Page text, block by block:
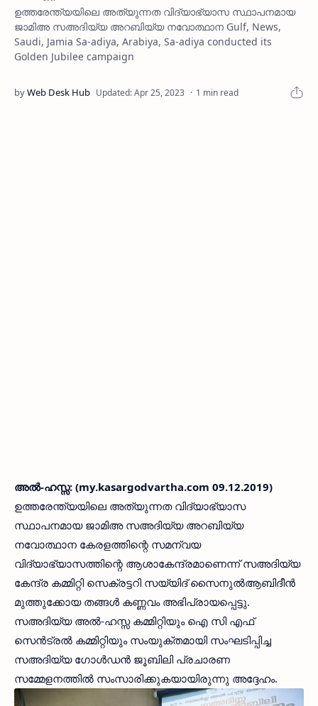
ഉത്തരേന്ത്യയിലെ അത്യുന്നത വിദ്യാഭ്യാസ സ്ഥാപനമായ
ജാമിഅ സഅദിയ്യ അറബിയ്യ നവോത്ഥാന Gulf, News,
Saudi, Jamia Sa-adiya, Arabiya, Sa-adiya conducted its
Golden Jubilee campaign
1 min read
അല്‍-ഹസ്സ: (my.kasargodvartha.com 09.12.2019)
ഉത്തരേന്ത്യയിലെ അത്യുന്നത വിദ്യാഭ്യാസ
സ്ഥാപനമായ ജാമിഅ സഅദിയ്യ അറബിയ്യ
നവോത്ഥാന കേരളത്തിന്റെ സമന്വയ
വിദ്യാഭ്യാസത്തിന്റെ ആശാകേന്ദ്രമാണെന്ന് സഅദിയ്യ
കേന്ദ്ര കമ്മിറ്റി സെക്രട്ടറി സയ്യിദ് സൈനുല്‍ആബിദീന്‍
മുത്തുക്കോയ തങ്ങള്‍ കണ്ണവം അഭിപ്രായപ്പെട്ടു.
സഅദിയ്യ അല്‍-ഹസ്സ കമ്മിറ്റിയും ഐ സി എഫ്
സെന്‍ട്രല്‍ കമ്മിറ്റിയും സംയുക്തമായി സംഘടിപ്പിച്ച
സഅദിയ്യ ഗോള്‍ഡന്‍ ജൂബിലി പ്രചാരണ
സമ്മേളനത്തില്‍ സംസാരിക്കുകയായിരുന്നു അദ്ദേഹം.